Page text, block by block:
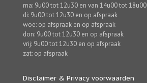
ma: 9u00 tot 12u30 en van 14u00 tot 18u00
di: 9u00 tot 12u30 en op afspraak
woe: op afspraak en op afspraak
don: 9u00 tot 12u30 en op afspraak
vrij: 9u00 tot 12u30 en op afspraak
zat: op afspraak
Disclaimer & Privacy voorwaarden